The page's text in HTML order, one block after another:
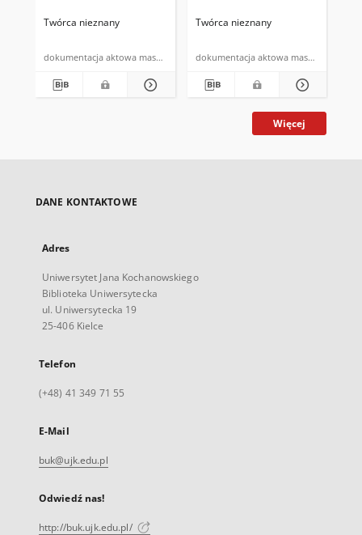
Twórca nieznany
dokumentacja aktowa maszynopis
Twórca nieznany
dokumentacja aktowa maszynopis
Więcej
DANE KONTAKTOWE
Adres
Uniwersytet Jana Kochanowskiego
Biblioteka Uniwersytecka
ul. Uniwersytecka 19
25-406 Kielce
Telefon
(+48) 41 349 71 55
E-Mail
buk@ujk.edu.pl
Odwiedź nas!
http://buk.ujk.edu.pl/